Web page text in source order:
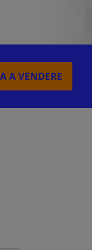
A VENDERE